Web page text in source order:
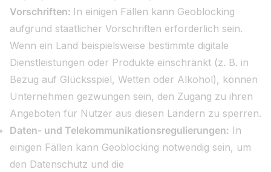
Vorschriften: In einigen Fällen kann Geoblocking
aufgrund staatlicher Vorschriften erforderlich sein.
Wenn ein Land beispielsweise bestimmte digitale
Dienstleistungen oder Produkte einschränkt (z. B. in
Bezug auf Glücksspiel, Wetten oder Alkohol), können
Unternehmen gezwungen sein, den Zugang zu ihren
Angeboten für Nutzer aus diesen Ländern zu sperren.
Daten- und Telekommunikationsregulierungen: In
einigen Fällen kann Geoblocking notwendig sein, um
den Datenschutz und die